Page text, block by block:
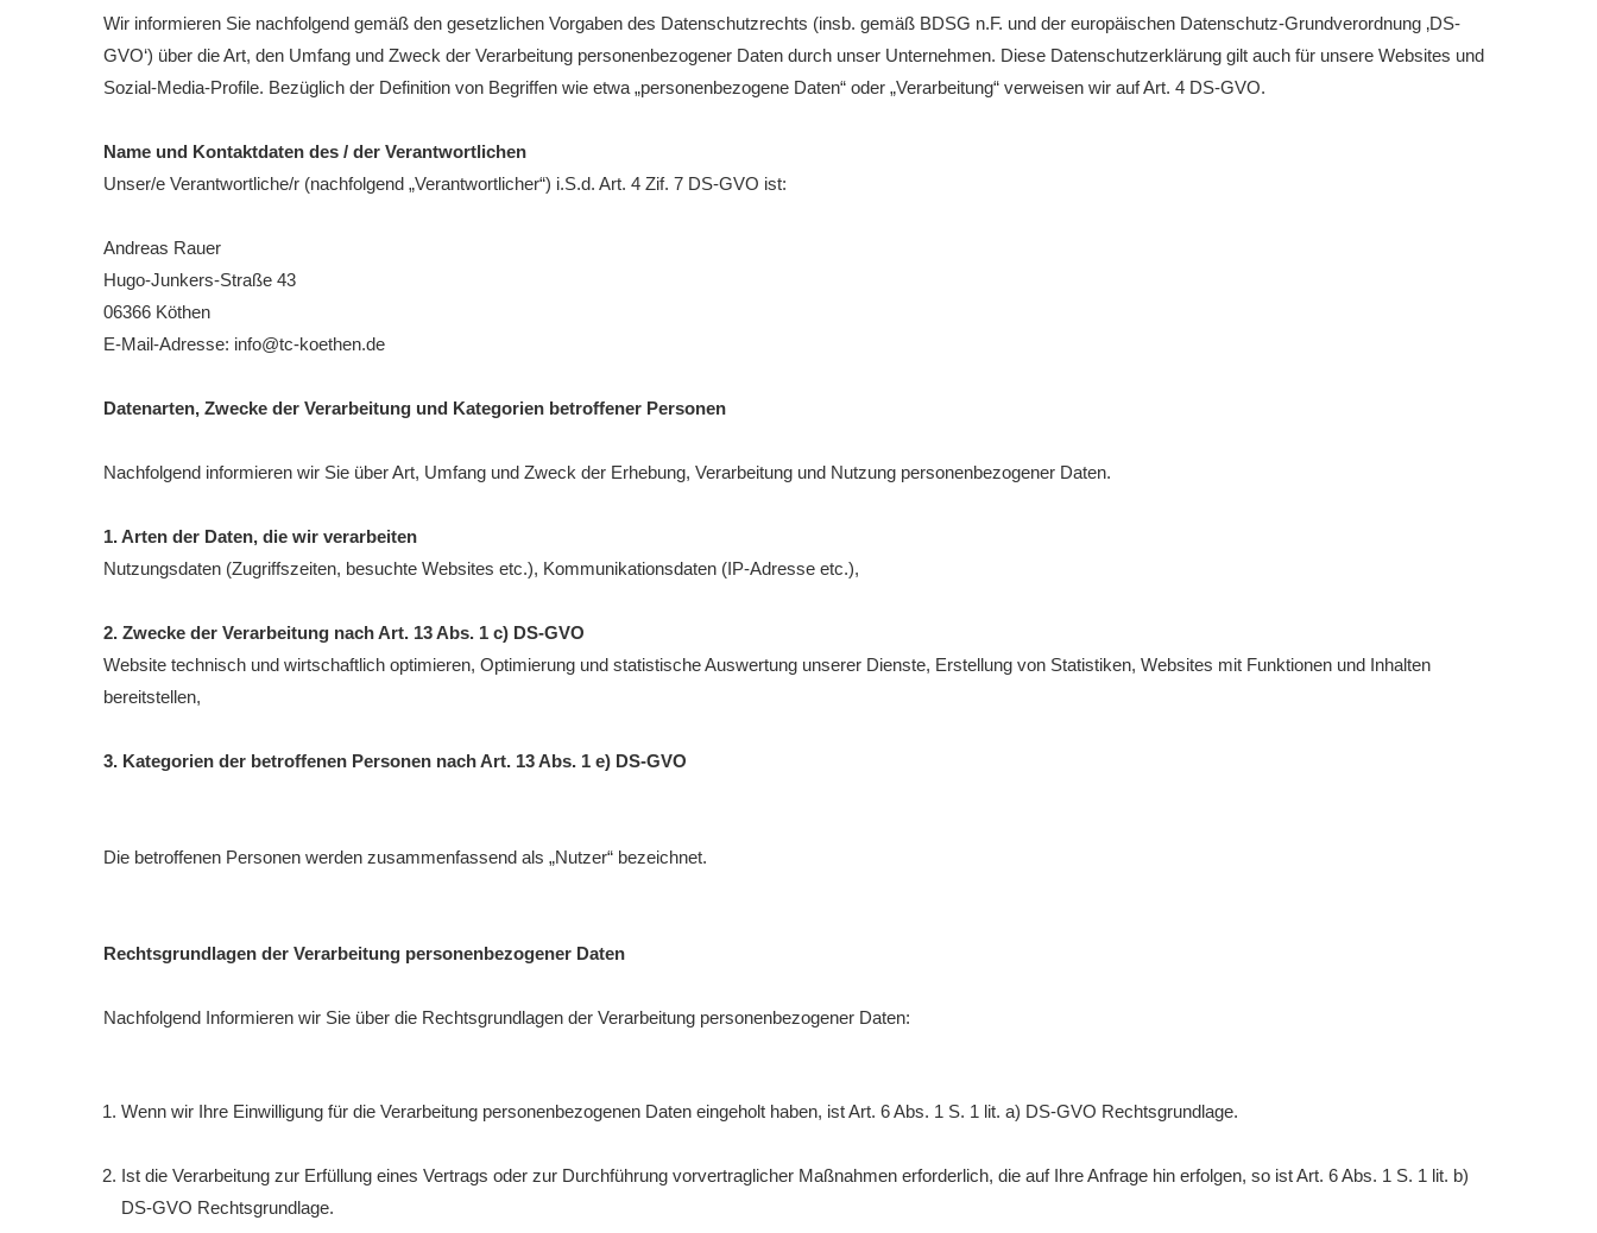
Bespannungsservice
Die Geschichte
Die Sponsoren
Die Fotos
Vereinsturniere 2026
Wir informieren Sie nachfolgend gemäß den gesetzlichen Vorgaben des Datenschutzrechts (insb. gemäß BDSG n.F. und der europäischen Datenschutz-Grundverordnung ‚DS-
GVO‘) über die Art, den Umfang und Zweck der Verarbeitung personenbezogener Daten durch unser Unternehmen. Diese Datenschutzerklärung gilt auch für unsere Websites und
Sozial-Media-Profile. Bezüglich der Definition von Begriffen wie etwa „personenbezogene Daten“ oder „Verarbeitung“ verweisen wir auf Art. 4 DS-GVO.
Name und Kontaktdaten des / der Verantwortlichen
Unser/e Verantwortliche/r (nachfolgend „Verantwortlicher“) i.S.d. Art. 4 Zif. 7 DS-GVO ist:
Andreas Rauer
Hugo-Junkers-Straße 43
06366 Köthen
E-Mail-Adresse: info@tc-koethen.de
Datenarten, Zwecke der Verarbeitung und Kategorien betroffener Personen
Nachfolgend informieren wir Sie über Art, Umfang und Zweck der Erhebung, Verarbeitung und Nutzung personenbezogener Daten.
1. Arten der Daten, die wir verarbeiten
Nutzungsdaten (Zugriffszeiten, besuchte Websites etc.), Kommunikationsdaten (IP-Adresse etc.),
2. Zwecke der Verarbeitung nach Art. 13 Abs. 1 c) DS-GVO
Website technisch und wirtschaftlich optimieren, Optimierung und statistische Auswertung unserer Dienste, Erstellung von Statistiken, Websites mit Funktionen und Inhalten
bereitstellen,
3. Kategorien der betroffenen Personen nach Art. 13 Abs. 1 e) DS-GVO
Die betroffenen Personen werden zusammenfassend als „Nutzer“ bezeichnet.
Rechtsgrundlagen der Verarbeitung personenbezogener Daten
Nachfolgend Informieren wir Sie über die Rechtsgrundlagen der Verarbeitung personenbezogener Daten:
Wenn wir Ihre Einwilligung für die Verarbeitung personenbezogenen Daten eingeholt haben, ist Art. 6 Abs. 1 S. 1 lit. a) DS-GVO Rechtsgrundlage.
Ist die Verarbeitung zur Erfüllung eines Vertrags oder zur Durchführung vorvertraglicher Maßnahmen erforderlich, die auf Ihre Anfrage hin erfolgen, so ist Art. 6 Abs. 1 S. 1 lit. b)
DS-GVO Rechtsgrundlage.